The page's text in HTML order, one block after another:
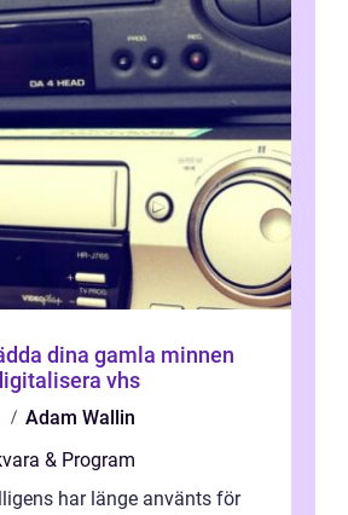
dina gamla minnen
vhs
Adam Wallin
& Program
har länge använts för